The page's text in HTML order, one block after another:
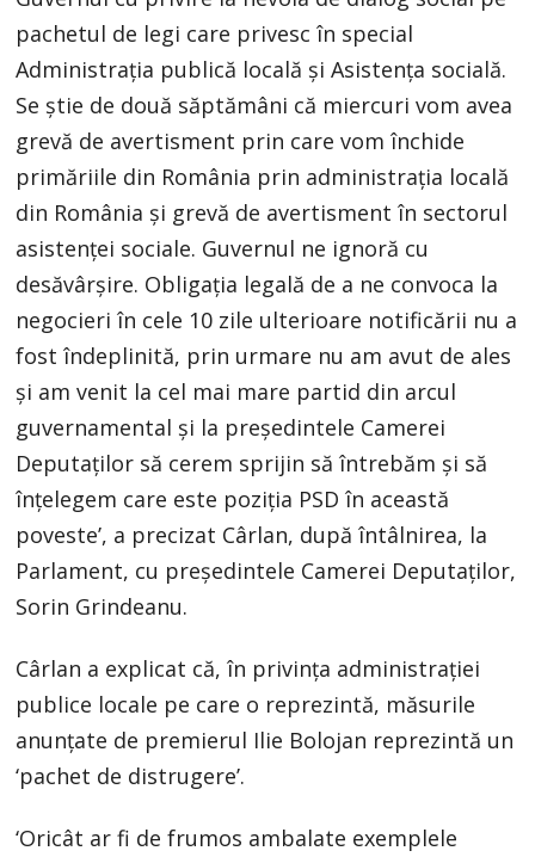
pachetul de legi care privesc în special
Administrația publică locală și Asistența socială.
Se știe de două săptămâni că miercuri vom avea
grevă de avertisment prin care vom închide
primăriile din România prin administrația locală
din România și grevă de avertisment în sectorul
asistenței sociale. Guvernul ne ignoră cu
desăvârșire. Obligația legală de a ne convoca la
negocieri în cele 10 zile ulterioare notificării nu a
fost îndeplinită, prin urmare nu am avut de ales
și am venit la cel mai mare partid din arcul
guvernamental și la președintele Camerei
Deputaților să cerem sprijin să întrebăm și să
înțelegem care este poziția PSD în această
poveste’, a precizat Cârlan, după întâlnirea, la
Parlament, cu președintele Camerei Deputaților,
Sorin Grindeanu.
Cârlan a explicat că, în privința administrației
publice locale pe care o reprezintă, măsurile
anunțate de premierul Ilie Bolojan reprezintă un
‘pachet de distrugere’.
‘Oricât ar fi de frumos ambalate exemplele